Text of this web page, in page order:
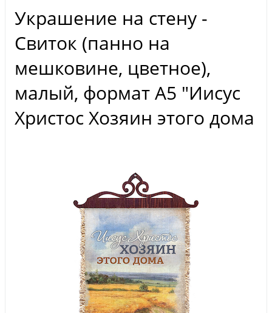
Украшение на стену -
Свиток (панно на
мешковине, цветное),
малый, формат А5 "Иисус
Христос Хозяин этого дома